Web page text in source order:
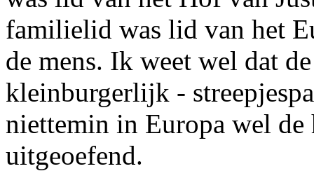
familielid was lid van het
de mens. Ik weet wel dat
kleinburgerlijk -
niettemin in Europa wel
uitgeoefend.